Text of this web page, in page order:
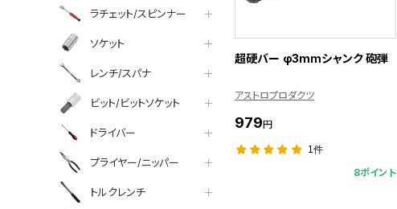
ラチェット/スピンナー
ソケット
レンチ/スパナ
ビット/ビットソケット
ドライバー
プライヤー/ニッパー
トルクレンチ
超硬バー φ3mmシャンク 砲弾
アストロプロダクツ
979円
1件
8ポイント